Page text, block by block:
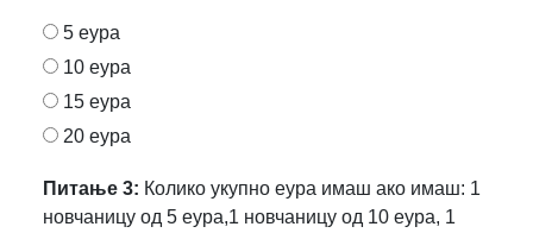
5 еура
10 еура
15 еура
20 еура
Питање 3: Колико укупно еура имаш ако имаш: 1
новчаницу од 5 еура,1 новчаницу од 10 еура, 1